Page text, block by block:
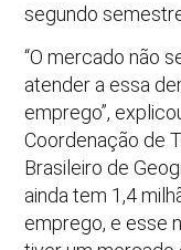
segundo
“O mercado não
atender a essa
emprego”,
Coordenação de
Brasileiro de
ainda tem 1,4
emprego, e esse